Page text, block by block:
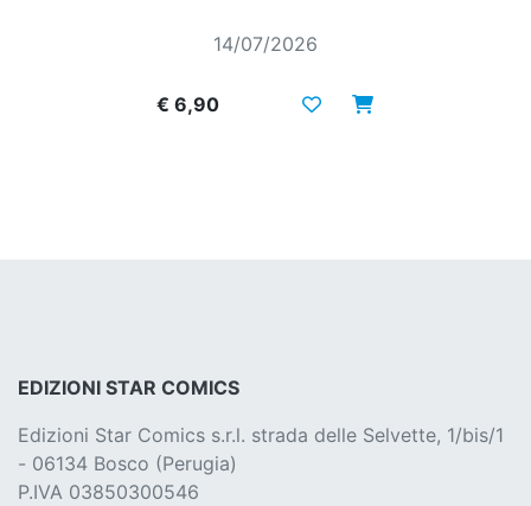
14/07/2026
€ 6,90
EDIZIONI STAR COMICS
Edizioni Star Comics s.r.l. strada delle Selvette, 1/bis/1
- 06134 Bosco (Perugia)
P.IVA 03850300546